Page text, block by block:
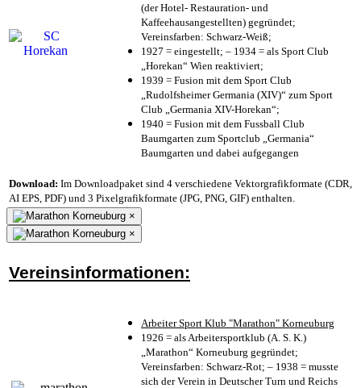
(der Hotel- Restauration- und
Kaffeehausangestellten) gegründet;
Vereinsfarben: Schwarz-Weiß;
1927 = eingestellt; – 1934 = als Sport Club
„Horekan“ Wien reaktiviert;
1939 = Fusion mit dem Sport Club
„Rudolfsheimer Germania (XIV)“ zum Sport
Club „Germania XIV-Horekan“;
1940 = Fusion mit dem Fussball Club
Baumgarten zum Sportclub „Germania“
Baumgarten und dabei aufgegangen
Download: Im Downloadpaket sind 4 verschiedene Vektorgrafikformate (CDR,
AI EPS, PDF) und 3 Pixelgrafikformate (JPG, PNG, GIF) enthalten.
×
×
Vereinsinformationen:
Arbeiter Sport Klub "Marathon" Korneuburg
1926 = als Arbeitersportklub (A. S. K.)
„Marathon“ Korneuburg gegründet;
Vereinsfarben: Schwarz-Rot; – 1938 = musste
sich der Verein in Deutscher Turn und Reichs